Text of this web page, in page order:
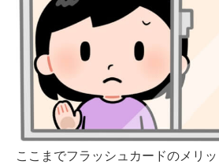
ここまでフラッシュカードのメリ